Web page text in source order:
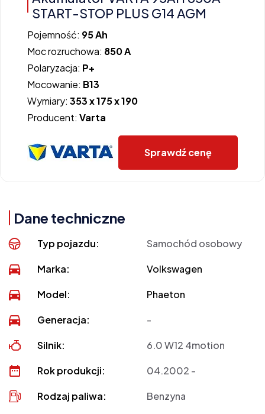
START-STOP PLUS G14 AGM
Pojemność: 95 Ah
Moc rozruchowa: 850 A
Polaryzacja: P+
Mocowanie: B13
Wymiary: 353 x 175 x 190
Producent: Varta
Sprawdź cenę
Dane techniczne
Typ pojazdu: Samochód osobowy
Marka: Volkswagen
Model: Phaeton
Generacja: -
Silnik: 6.0 W12 4motion
Rok produkcji: 04.2002 -
Rodzaj paliwa: Benzyna